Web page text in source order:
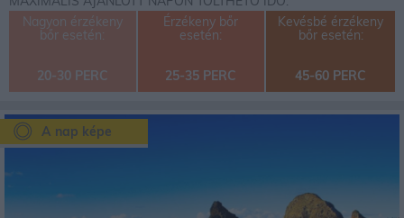
Nagyon érzékeny
bőr esetén:
20-30 PERC
Érzékeny bőr
esetén:
25-35 PERC
Kevésbé érzékeny
bőr esetén:
45-60 PERC
A nap képe